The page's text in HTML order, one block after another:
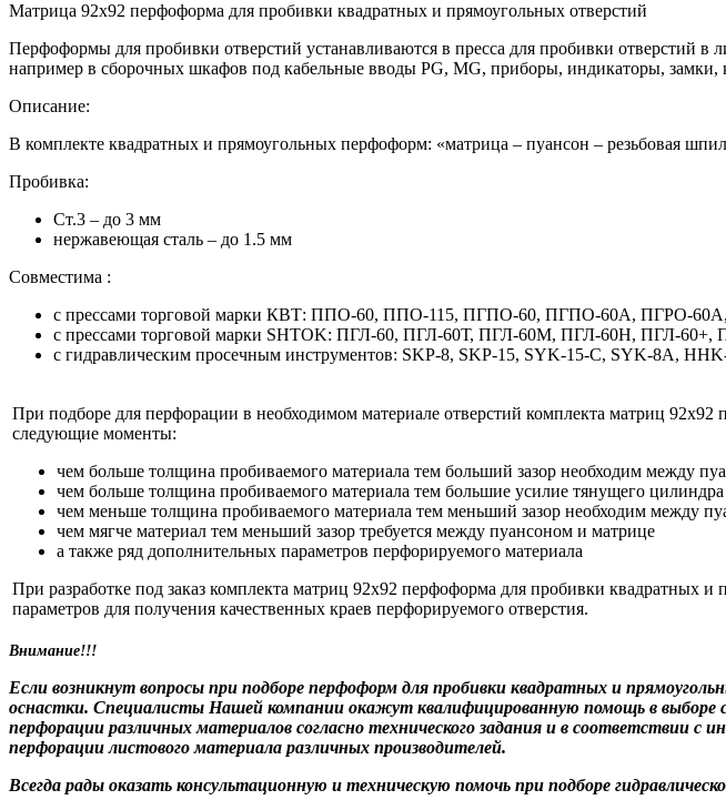
Матрица 92х92 перфоформа для пробивки квадратных и прямоугольных отверстий
Перфоформы для пробивки отверстий устанавливаются в пресса для пробивки отверстий
например в сборочных шкафов под кабельные вводы PG, MG, приборы, индикаторы, замки,
Описание:
В комплекте квадратных и прямоугольных перфоформ: «матрица – пуансон – резьбовая
Пробивка:
Ст.3 – до 3 мм
нержавеющая сталь – до 1.5 мм
Совместима :
с прессами торговой марки КВТ: ППО-60, ППО-115, ПГПО-60, ПГПО-60А, ПГРО-
с прессами торговой марки SHTOK: ПГЛ-60, ПГЛ-60Т, ПГЛ-60М, ПГЛ-60Н, ПГЛ-60+,
c гидравлическим просечным инструментов: SKP-8, SKP-15, SYK-15-C, SYK-8A,
При подборе для перфорации в необходимом материале отверстий комплекта матриц
следующие моменты:
чем больше толщина пробиваемого материала тем больший зазор необходим между
чем больше толщина пробиваемого материала тем большие усилие тянущего
чем меньше толщина пробиваемого материала тем меньший зазор необходим между
чем мягче материал тем меньший зазор требуется между пуансоном и матрице
а также ряд дополнительных параметров перфорируемого материала
При разработке под заказ комплекта матриц 92х92 перфоформа для пробивки квадратных
параметров для получения качественных краев перфорируемого отверстия.
Внимание!!!
Если возникнут вопросы при подборе перфоформ для пробивки квадратных и
оснастки. Специалисты Нашей компании окажут квалифицированную помощь в выборе
перфорации различных материалов согласно технического задания и в соответствии
перфорации листового материала различных производителей.
Всегда рады оказать консультационную и техническую помочь при подборе